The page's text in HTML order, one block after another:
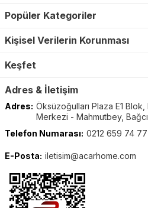
Popüler Kategoriler
Kişisel Verilerin Korunması
Keşfet
Adres & İletişim
Adres: Öksüzoğulları Plaza E1
Merkezi - Mahmutbey,
Telefon Numarası: 0212 659 74 77
E-Posta: iletisim@acarhome.com